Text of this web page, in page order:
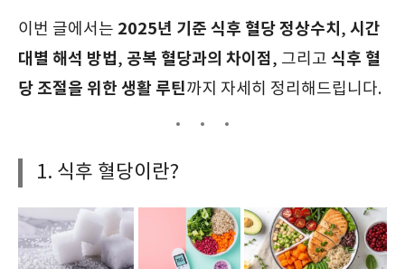
이번 글에서는 2025년 기준 식후 혈당 정상수치 , 시간
대별 해석 방법, 공복 혈당과의 차이점, 그리고 식후 혈
당 조절을 위한 생활 루틴까지 자세히 정리해드립니다.
1. 식후 혈당이란?